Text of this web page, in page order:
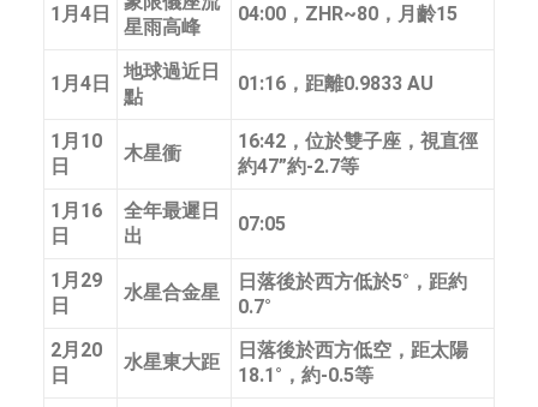
1月4日
星雨高峰
04:00，ZHR~80，月齡15
1月4日
地球過近日
點
01:16，距離0.9833 AU
1月10
日
木星衝
16:42，位於雙子座，視直徑
約47”約-2.7等
1月16
日
全年最遲日
出
07:05
1月29
日
水星合金星
日落後於西方低於5°，距約
0.7°
2月20
日
水星東大距
日落後於西方低空，距太陽
18.1°，約-0.5等